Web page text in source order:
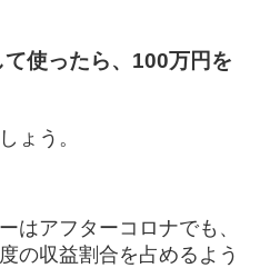
使ったら、100万円を
ょう。
はアフターコロナでも、
の収益割合を占めるよう